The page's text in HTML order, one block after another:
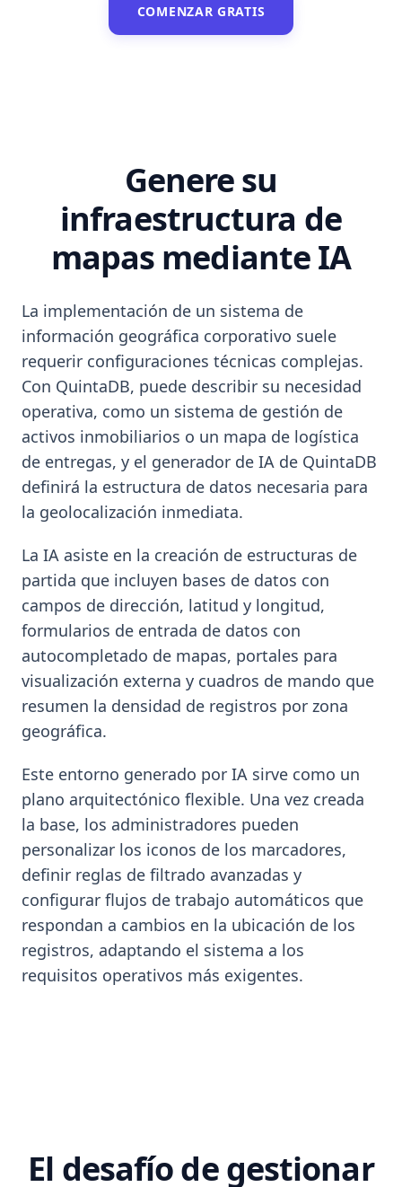
COMENZAR GRATIS
Genere su
infraestructura de
mapas mediante IA
La implementación de un sistema de
información geográfica corporativo suele
requerir configuraciones técnicas complejas.
Con QuintaDB, puede describir su necesidad
operativa, como un sistema de gestión de
activos inmobiliarios o un mapa de logística
de entregas, y el generador de IA de QuintaDB
definirá la estructura de datos necesaria para
la geolocalización inmediata.
La IA asiste en la creación de estructuras de
partida que incluyen bases de datos con
campos de dirección, latitud y longitud,
formularios de entrada de datos con
autocompletado de mapas, portales para
visualización externa y cuadros de mando que
resumen la densidad de registros por zona
geográfica.
Este entorno generado por IA sirve como un
plano arquitectónico flexible. Una vez creada
la base, los administradores pueden
personalizar los iconos de los marcadores,
definir reglas de filtrado avanzadas y
configurar flujos de trabajo automáticos que
respondan a cambios en la ubicación de los
registros, adaptando el sistema a los
requisitos operativos más exigentes.
El desafío de gestionar